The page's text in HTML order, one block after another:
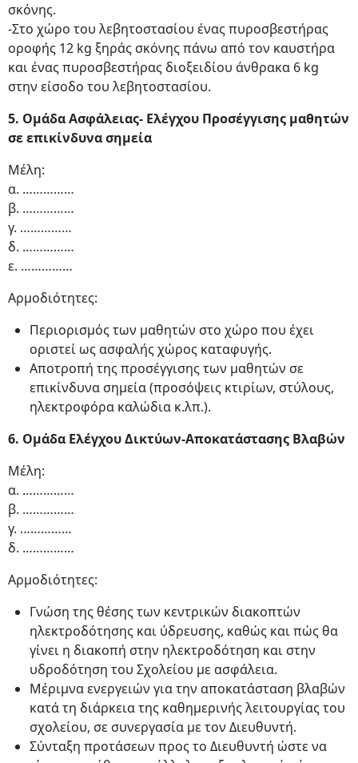
σκόνης.
-Στο χώρο του λεβητοστασίου ένας πυροσβεστήρας
οροφής 12 kg ξηράς σκόνης πάνω από τον καυστήρα
και ένας πυροσβεστήρας διοξειδίου άνθρακα 6 kg
στην είσοδο του λεβητοστασίου.
5. Ομάδα Ασφάλειας- Ελέγχου Προσέγγισης μαθητών
σε επικίνδυνα σημεία
Μέλη:
α. ……………
β. ……………
γ. ……………
δ. ……………
ε. ……………
Αρμοδιότητες:
Περιορισμός των μαθητών στο χώρο που έχει
οριστεί ως ασφαλής χώρος καταφυγής.
Αποτροπή της προσέγγισης των μαθητών σε
επικίνδυνα σημεία (προσόψεις κτιρίων, στύλους,
ηλεκτροφόρα καλώδια κ.λπ.).
6. Ομάδα Ελέγχου Δικτύων-Αποκατάστασης Βλαβών
Μέλη:
α. ……………
β. ……………
γ. ……………
δ. ……………
Αρμοδιότητες:
Γνώση της θέσης των κεντρικών διακοπτών
ηλεκτροδότησης και ύδρευσης, καθώς και πώς θα
γίνει η διακοπή στην ηλεκτροδότηση και στην
υδροδότηση του Σχολείου με ασφάλεια.
Μέριμνα ενεργειών για την αποκατάσταση βλαβών
κατά τη διάρκεια της καθημερινής λειτουργίας του
σχολείου, σε συνεργασία με τον Διευθυντή.
Σύνταξη προτάσεων προς το Διευθυντή ώστε να